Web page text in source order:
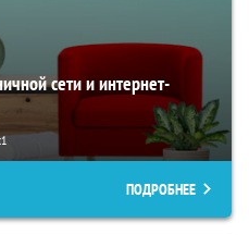
сети и интернет-
ПОДРОБНЕЕ